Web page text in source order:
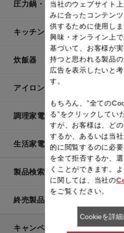
圧力鍋・電気圧力鍋
キッチン用品
炊飯器
アイロン・衣類スチーマー
調理家電
生活家電
製品検索一覧
終売製品一覧
キャンペーン・特集
当社のウェブサイト
みに合ったコンテン
供するために使用し
興味・オンライン上
基づいて、お客様が
持つと思われる製品
広告を表示したいと
す。
もちろん、”全ての
る”をクリックしてい
すが、お客様は、ど
するか、あるいは当
的に閲覧するのに必
を全て拒否するか、
くことができます。
に関しては、当社の
をご覧ください。
Cookieを詳